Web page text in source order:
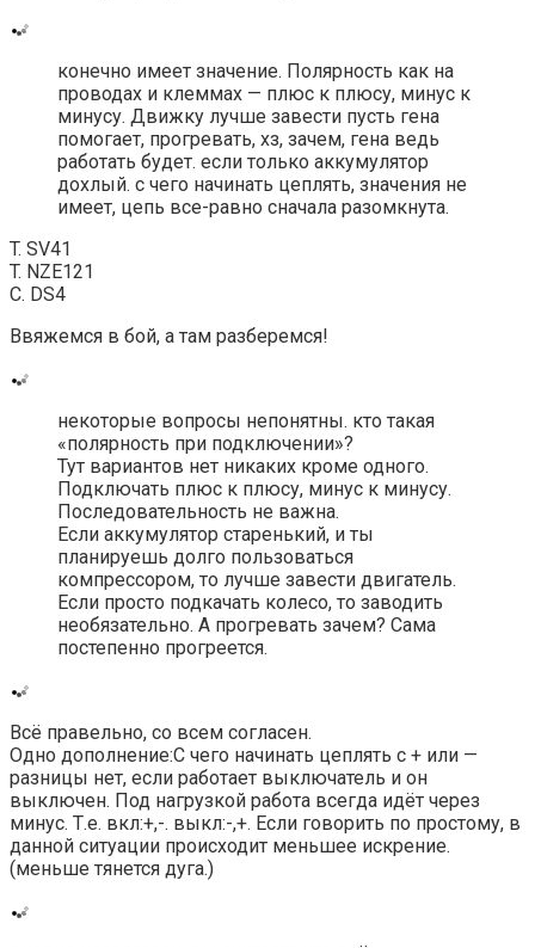
конечно имеет значение. Полярность как на
проводах и клеммах — плюс к плюсу, минус к
минусу. Движку лучше завести пусть гена
помогает, прогревать, хз, зачем, гена ведь
работать будет. если только аккумулятор
дохлый. с чего начинать цеплять, значения не
имеет, цепь все-равно сначала разомкнута.
T. SV41
T. NZE121
С. DS4
Ввяжемся в бой, а там разберемся!
некоторые вопросы непонятны. кто такая
«полярность при подключении»?
Тут вариантов нет никаких кроме одного.
Подключать плюс к плюсу, минус к минусу.
Последовательность не важна.
Если аккумулятор старенький, и ты
планируешь долго пользоваться
компрессором, то лучше завести двигатель.
Если просто подкачать колесо, то заводить
необязательно. А прогревать зачем? Сама
постепенно прогреется.
Всё правельно, со всем согласен.
Одно дополнение:С чего начинать цеплять с + или —
разницы нет, если работает выключатель и он
выключен. Под нагрузкой работа всегда идёт через
минус. Т.е. вкл:+,-. выкл:-,+. Если говорить по простому, в
данной ситуации происходит меньшее искрение.
(меньше тянется дуга.)